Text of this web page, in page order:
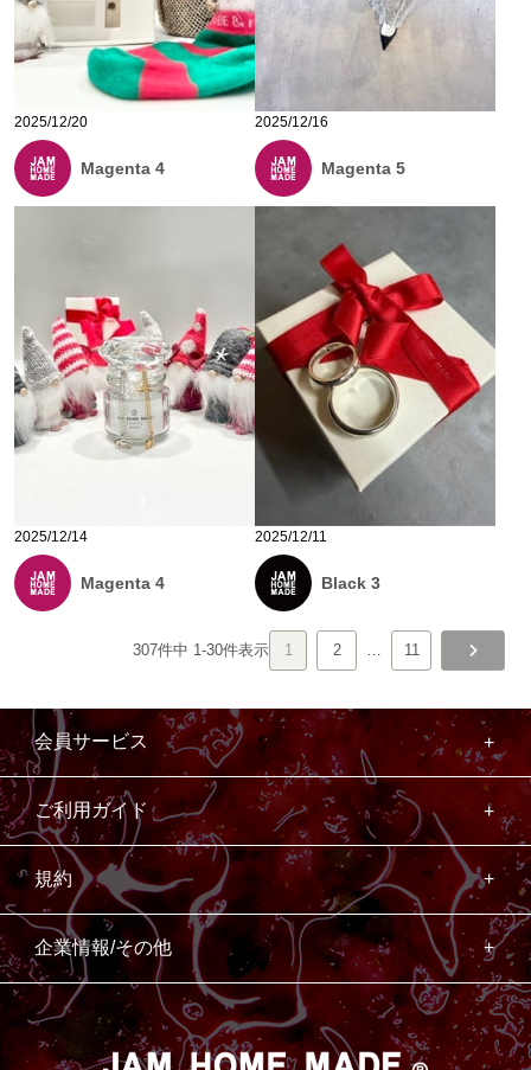
2025/12/20
Magenta 4
2025/12/16
Magenta 5
2025/12/14
Magenta 4
2025/12/11
Black 3
307件中 1-30件表示 1 2 … 11
会員サービス
ご利用ガイド
規約
企業情報/その他